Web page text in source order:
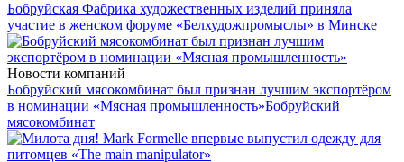
Бобруйская Фабрика художественных изделий приняла
участие в женском форуме «Белхудожпромыслы» в Минске
Новости компаний
Бобруйский мясокомбинат был признан лучшим экспортёром
в номинации «Мясная промышленность»Бобруйский
мясокомбинат